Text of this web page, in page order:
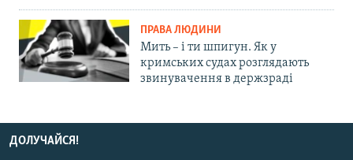
ПРАВА ЛЮДИНИ
Мить – і ти шпигун. Як у
кримських судах розглядають
звинувачення в держзраді
ДОЛУЧАЙСЯ!